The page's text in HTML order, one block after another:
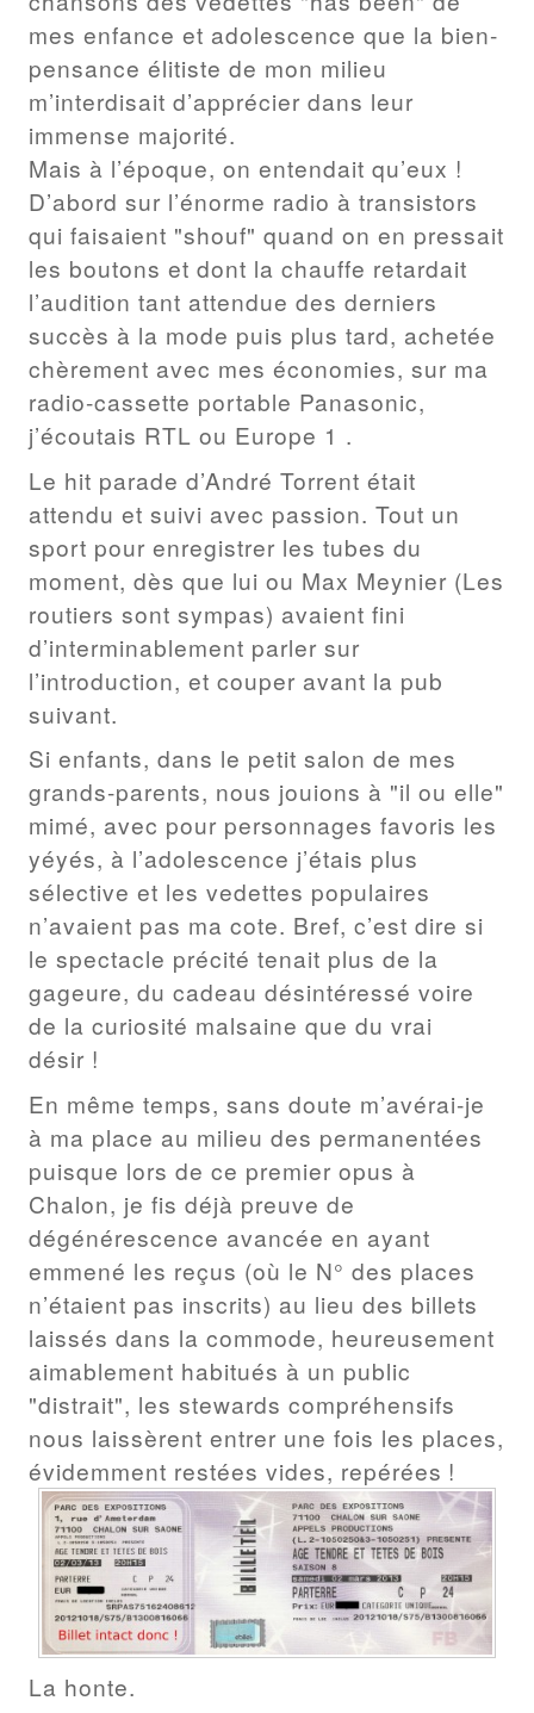
mes enfance et adolescence que la bien-
pensance élitiste de mon milieu
m’interdisait d’apprécier dans leur
immense majorité.
Mais à l’époque, on entendait qu’eux !
D’abord sur l’énorme radio à transistors
qui faisaient "shouf" quand on en pressait
les boutons et dont la chauffe retardait
l’audition tant attendue des derniers
succès à la mode puis plus tard, achetée
chèrement avec mes économies, sur ma
radio-cassette portable Panasonic,
j’écoutais RTL ou Europe 1 .
Le hit parade d’André Torrent était
attendu et suivi avec passion. Tout un
sport pour enregistrer les tubes du
moment, dès que lui ou Max Meynier (Les
routiers sont sympas) avaient fini
d’interminablement parler sur
l’introduction, et couper avant la pub
suivant.
Si enfants, dans le petit salon de mes
grands-parents, nous jouions à "il ou elle"
mimé, avec pour personnages favoris les
yéyés, à l’adolescence j’étais plus
sélective et les vedettes populaires
n’avaient pas ma cote. Bref, c’est dire si
le spectacle précité tenait plus de la
gageure, du cadeau désintéressé voire
de la curiosité malsaine que du vrai
désir !
En même temps, sans doute m’avérai-je
à ma place au milieu des permanentées
puisque lors de ce premier opus à
Chalon, je fis déjà preuve de
dégénérescence avancée en ayant
emmené les reçus (où le N° des places
n’étaient pas inscrits) au lieu des billets
laissés dans la commode, heureusement
aimablement habitués à un public
"distrait", les stewards compréhensifs
nous laissèrent entrer une fois les places,
évidemment restées vides, repérées !
La honte.